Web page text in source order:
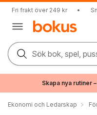
Fri frakt över 249 kr •
Sök bok, spel,
Skapa nya rutiner
Ekonomi och Ledarskap